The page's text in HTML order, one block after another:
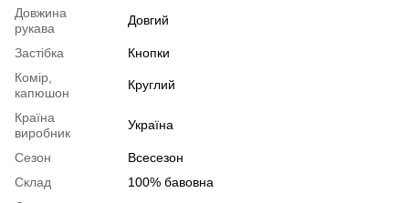
Довжина
рукава
Довгий
Застібка
Кнопки
Комір,
капюшон
Круглий
Країна
виробник
Україна
Сезон
Всесезон
Склад
100% бавовна